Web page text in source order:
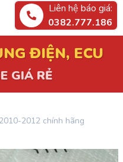
Liên hệ báo giá:
0382.777.186
ĐIỆN, ECU
GIÁ RẺ
2012 chính hãng